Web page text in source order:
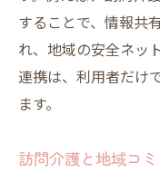
することで、情報共
れ、地域の安全ネッ
連携は、利用者だけ
ます。
訪問介護と地域コ